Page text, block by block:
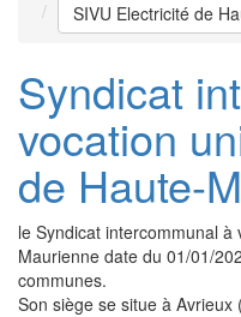
SIVU Electricité de
Syndicat
vocation
de Haute-
le Syndicat intercommunal
Maurienne date du 01/01/
communes.
Son siège se situe à Avrieux